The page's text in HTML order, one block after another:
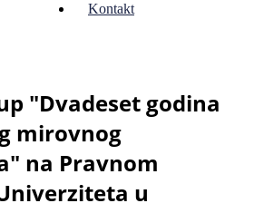
Kontakt
"Dvadeset godina
mirovnog
na Pravnom
u